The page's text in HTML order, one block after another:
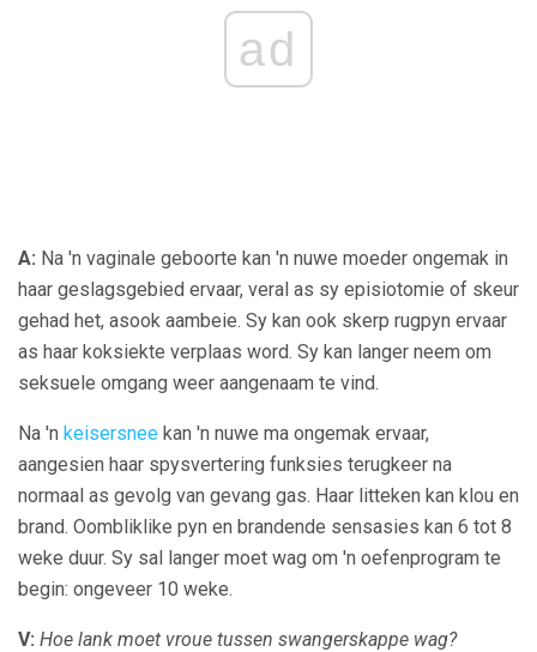
ad
A: Na 'n vaginale geboorte kan 'n nuwe moeder ongemak in
haar geslagsgebied ervaar, veral as sy episiotomie of skeur
gehad het, asook aambeie. Sy kan ook skerp rugpyn ervaar
as haar koksiekte verplaas word. Sy kan langer neem om
seksuele omgang weer aangenaam te vind.
Na 'n keisersnee kan 'n nuwe ma ongemak ervaar,
aangesien haar spysvertering funksies terugkeer na
normaal as gevolg van gevang gas. Haar litteken kan klou en
brand. Oombliklike pyn en brandende sensasies kan 6 tot 8
weke duur. Sy sal langer moet wag om 'n oefenprogram te
begin: ongeveer 10 weke.
V: Hoe lank moet vroue tussen swangerskappe wag?